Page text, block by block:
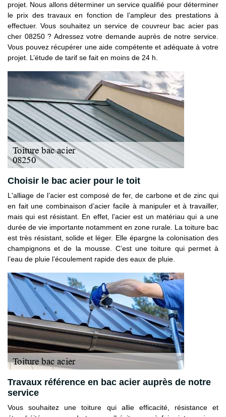
projet. Nous allons déterminer un service qualifié pour déterminer
le prix des travaux en fonction de l’ampleur des prestations à
effectuer. Vous souhaitez un service de couvreur bac acier pas
cher 08250 ? Adressez votre demande auprès de notre service.
Vous pouvez récupérer une aide compétente et adéquate à votre
projet. L’étude de tarif se fait en moins de 24 h.
Choisir le bac acier pour le toit
L'alliage de l’acier est composé de fer, de carbone et de zinc qui
en fait une combinaison d’acier facile à manipuler et à travailler,
mais qui est résistant. En effet, l’acier est un matériau qui a une
durée de vie importante notamment en zone rurale. La toiture bac
est très résistant, solide et léger. Elle épargne la colonisation des
champignons et de la mousse. C’est une toiture qui permet à
l’eau de pluie l’écoulement rapide des eaux de pluie.
Travaux référence en bac acier auprès de notre
service
Vous souhaitez une toiture qui allie efficacité, résistance et